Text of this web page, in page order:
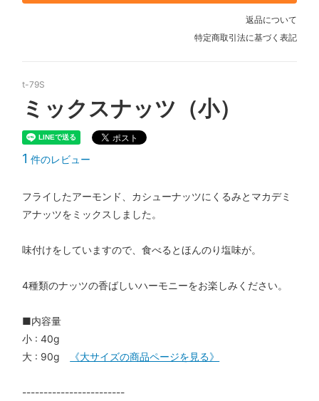
返品について
特定商取引法に基づく表記
t-79S
ミックスナッツ（小）
1 件のレビュー
フライしたアーモンド、カシューナッツにくるみとマカデミ
アナッツをミックスしました。
味付けをしていますので、食べるとほんのり塩味が。
4種類のナッツの香ばしいハーモニーをお楽しみください。
■内容量
小 : 40g
大 : 90g
《大サイズの商品ページを見る》
------------------------